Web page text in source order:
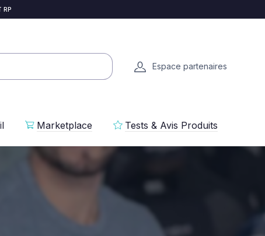
RP
Espace partenaires
Marketplace Tests & Avis Produits